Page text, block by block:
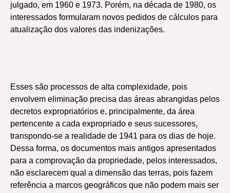
julgado, em 1960 e 1973. Porém, na década de 1980, os
interessados formularam novos pedidos de cálculos para
atualização dos valores das indenizações.
Esses são processos de alta complexidade, pois
envolvem eliminação precisa das áreas abrangidas pelos
decretos expropriatórios e, principalmente, da área
pertencente a cada expropriado e seus sucessores,
transpondo-se a realidade de 1941 para os dias de hoje.
Dessa forma, os documentos mais antigos apresentados
para a comprovação da propriedade, pelos interessados,
não esclarecem qual a dimensão das terras, pois fazem
referência a marcos geográficos que não podem mais ser